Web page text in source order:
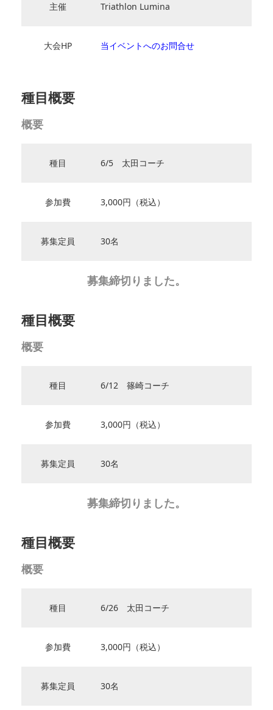
主催 Triathlon Lumina
大会HP 当イベントへのお問合せ
種目概要
概要
種目 6/5 太田コーチ
参加費 3,000円（税込）
募集定員 30名
募集締切りました。
種目概要
概要
種目 6/12 篠崎コーチ
参加費 3,000円（税込）
募集定員 30名
募集締切りました。
種目概要
概要
種目 6/26 太田コーチ
参加費 3,000円（税込）
募集定員 30名